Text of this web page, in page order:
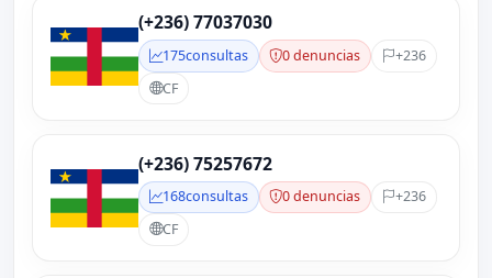
(+236) 77037030
175consultas 0 denuncias
+236
CF
(+236) 75257672
168consultas 0 denuncias
+236
CF